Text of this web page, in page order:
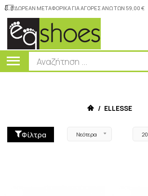
ΔΩΡΕΑΝ ΜΕΤΑΦΟΡΙΚΑ ΓΙΑ ΑΓΟΡΕΣ ΑΝΩ ΤΩΝ 59,00 €
/ ELLESSE
Φίλτρα Νεότερα 20